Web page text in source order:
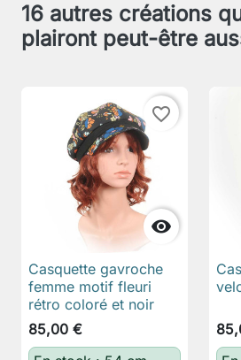
16 autres créations
plairont peut-être

favorite_border
Casquette gavroche
femme motif fleuri
rétro coloré et noir
85,00 €